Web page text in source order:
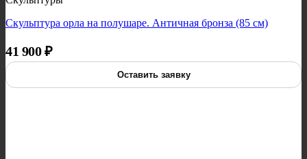
Скульптура орла на полушаре. Античная бронза (85 см)
41 900₽
Оставить заявку